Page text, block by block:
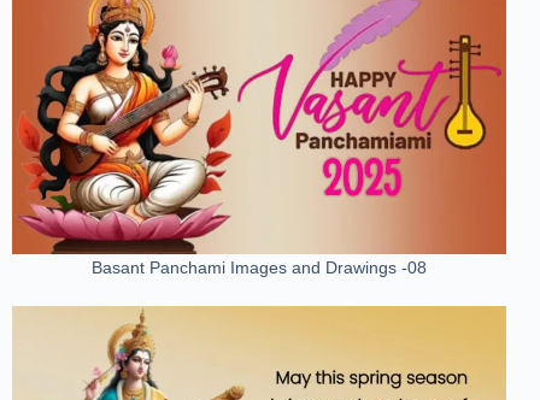
Basant Panchami Images and Drawings -08